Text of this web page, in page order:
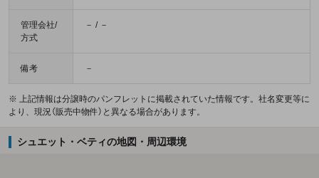
管理会社/
方式
－ / －
備考 －
※ 上記情報は分譲時のパンフレットに掲載されていた情報です。社名変更等に
より、現況（販売中物件）と異なる場合があります。
シュエット・ベティの地図・周辺環境